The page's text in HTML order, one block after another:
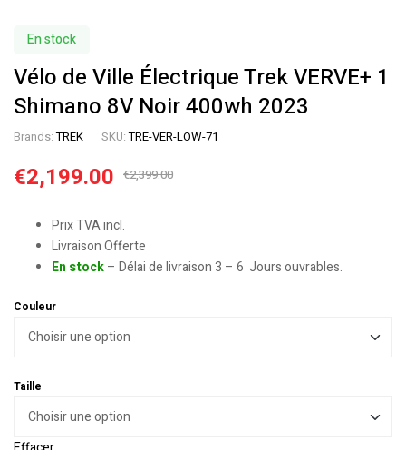
En stock
Vélo de Ville Électrique Trek VERVE+ 1
Shimano 8V Noir 400wh 2023
Brands:TREK SKU:TRE-VER-LOW-71
€2,399.00
€2,199.00
Prix TVA incl.
Livraison Offerte
En stock– Délai de livraison 3 – 6 Jours ouvrables.
Couleur
Taille